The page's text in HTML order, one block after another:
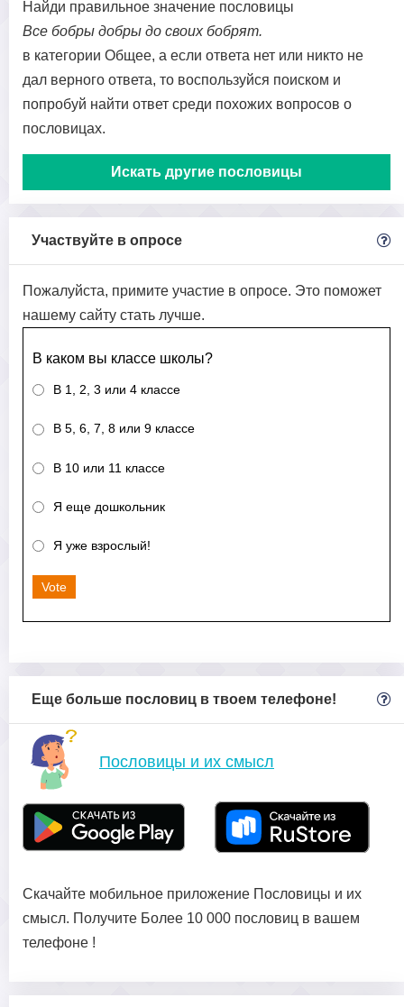
Найди правильное значение пословицы
Все бобры добры до своих бобрят.
в категории Общее, а если ответа нет или никто не
дал верного ответа, то воспользуйся поиском и
попробуй найти ответ среди похожих вопросов о
пословицах.
Искать другие пословицы
Участвуйте в опросе
Пожалуйста, примите участие в опросе. Это поможет
нашему сайту стать лучше.
В каком вы классе школы?
В 1, 2, 3 или 4 классе
В 5, 6, 7, 8 или 9 классе
В 10 или 11 классе
Я еще дошкольник
Я уже взрослый!
Vote
Еще больше пословиц в твоем телефоне!
Пословицы и их смысл
Скачайте мобильное приложение Пословицы и их
смысл. Получите Более 10 000 пословиц в вашем
телефоне !